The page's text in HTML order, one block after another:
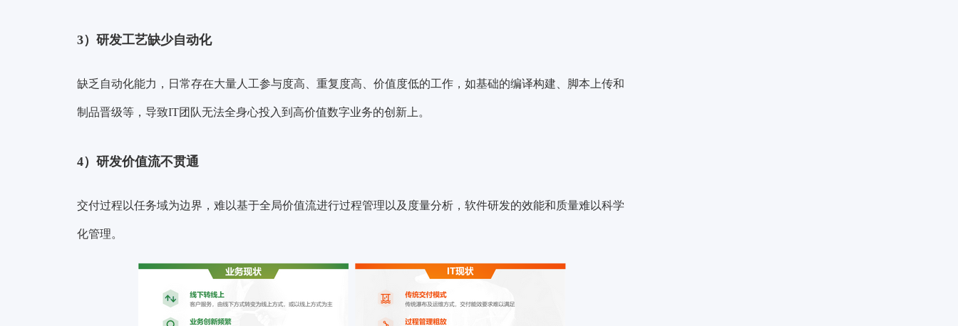
3）研发工艺缺少自动化
缺乏自动化能力，日常存在大量人工参与度高、重复度高、价值度低的工作，如基础的编译构建、脚本上传和
制品晋级等，导致IT团队无法全身心投入到高价值数字业务的创新上。
4）研发价值流不贯通
交付过程以任务域为边界，难以基于全局价值流进行过程管理以及度量分析，软件研发的效能和质量难以科学
化管理。